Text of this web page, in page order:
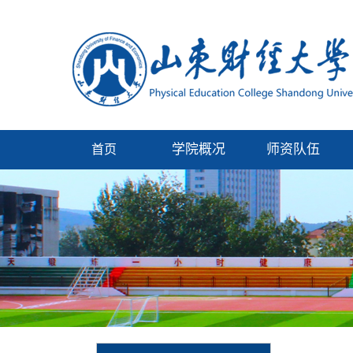
首页 学院概况 师资队伍